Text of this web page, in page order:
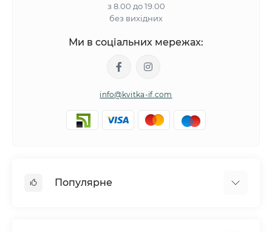
з 8.00 до 19.00
без вихідних
Ми в соціальних мережах:
info@kvitka-if.com
Популярне